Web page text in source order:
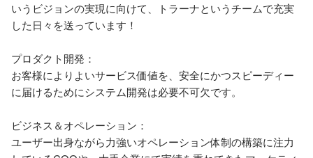
いうビジョンの実現に向けて、トラーナというチームで充実
した日々を送っています！
プロダクト開発：
お客様によりよいサービス価値を、安全にかつスピーディー
に届けるためにシステム開発は必要不可欠です。
ビジネス＆オペレーション：
ユーザー出身ながら力強いオペレーション体制の構築に注力